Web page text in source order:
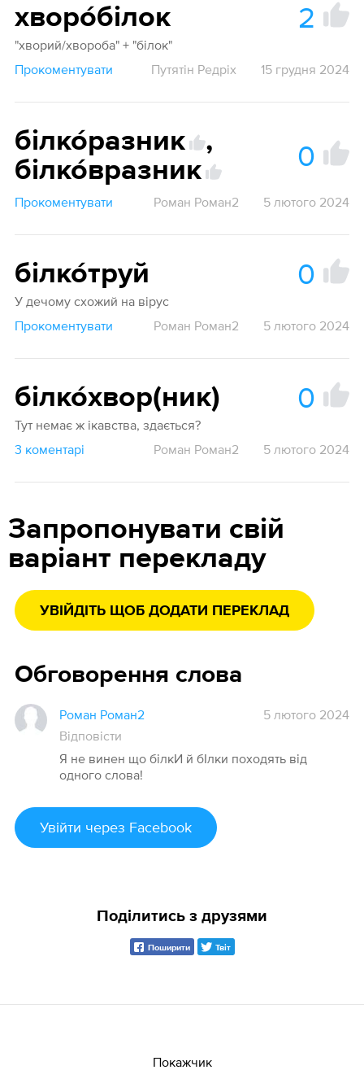
хворо́білок 2
"хворий/хвороба" + "білок"
Прокоментувати
Путятін Редріх 15 грудня 2024
білко́разник
,
білко́вразник
0
Прокоментувати Роман Роман2 5 лютого 2024
білко́труй 0
У дечому схожий на вірус
Прокоментувати
Роман Роман2 5 лютого 2024
білко́хвор(ник) 0
Тут немає ж ікавства, здається?
3 коментарі
Роман Роман2 5 лютого 2024
Запропонувати свій
варіант перекладу
УВІЙДІТЬ ЩОБ ДОДАТИ ПЕРЕКЛАД
Обговорення слова
Роман Роман2
5 лютого 2024
Відповісти
Я не винен що білкИ й бІлки походять від
одного слова!
Увійти через Facebook
Поділитись з друзями
Поширити Твіт
Покажчик